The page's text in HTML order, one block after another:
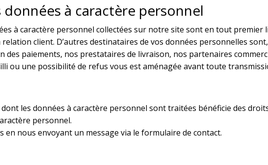
à caractère personnel
à caractère personnel collectées sur notre site sont en tout
client. D’autres destinataires de vos données personnelles
des paiements, nos prestataires de livraison, nos partenaires
ou une possibilité de refus vous est aménagée avant toute
les données à caractère personnel sont traitées bénéficie des
personnel.
en nous envoyant un message via le formulaire de contact.